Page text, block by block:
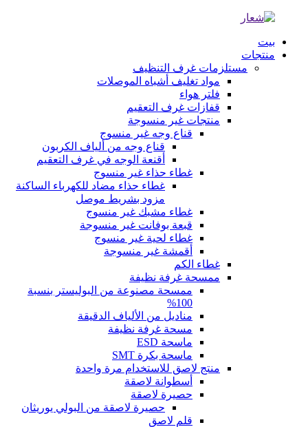
بيت
منتجات
مستلزمات غرف التنظيف
مواد تغليف أشباه الموصلات
فلتر هواء
قفازات غرف التعقيم
منتجات غير منسوجة
قناع وجه غير منسوج
قناع وجه من ألياف الكربون
أقنعة الوجه في غرف التعقيم
غطاء حذاء غير منسوج
غطاء حذاء مضاد للكهرباء الساكنة
مزود بشريط موصل
غطاء مشبك غير منسوج
قبعة بوفانت غير منسوجة
غطاء لحية غير منسوج
أقمشة غير منسوجة
غطاء الكم
ممسحة غرفة نظيفة
ممسحة مصنوعة من البوليستر بنسبة
100%
مناديل من الألياف الدقيقة
مسحة غرفة نظيفة
ماسحة ESD
ماسحة بكرة SMT
منتج لاصق للاستخدام مرة واحدة
أسطوانة لاصقة
حصيرة لاصقة
حصيرة لاصقة من البولي يوريثان
قلم لاصق